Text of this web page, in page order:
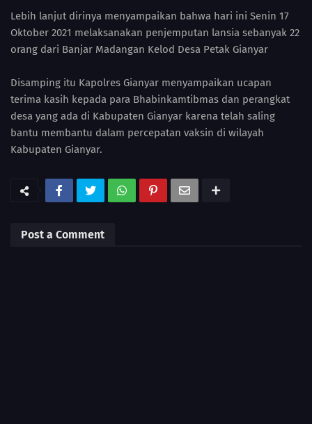
Lebih lanjut dirinya menyampaikan bahwa hari ini Senin 17
Oktober 2021 melaksanakan penjemputan lansia sebanyak 22
orang dari Banjar Madangan Kelod Desa Petak Gianyar
Disamping itu Kapolres Gianyar menyampaikan ucapan
terima kasih kepada para Bhabinkamtibmas dan perangkat
desa yang ada di Kabupaten Gianyar karena telah saling
bantu membantu dalam percepatan vaksin di wilayah
Kabupaten Gianyar.
Post a Comment